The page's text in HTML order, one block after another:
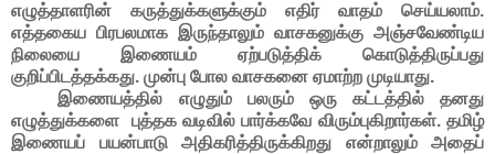
எழுத்தாளரின் கருத்துக்களுக்கும் எதிர் வாதம் செய்யலாம்.
எத்தகைய பிரபலமாக இருந்தாலும் வாசகனுக்கு அஞ்சவேண்டிய
நிலையை இணையம் ஏற்படுத்திக் கொடுத்திருப்பது
குறிப்பிடத்தக்கது. முன்பு போல வாசகனை ஏமாற்ற முடியாது.
இணையத்தில் எழுதும் பலரும் ஒரு கட்டத்தில் தனது
எழுத்துக்களை புத்தக வடிவில் பார்க்கவே விரும்புகிறார்கள். தமிழ்
இணையப் பயன்பாடு அதிகரித்திருக்கிறது என்றாலும் அதைப்